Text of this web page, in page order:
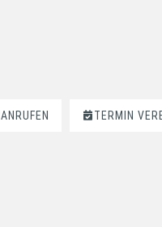
ANRUFEN TERMIN